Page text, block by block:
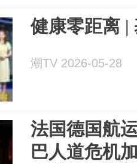
健康零距离 |
潮TV 2026-05-28
法国德国航
巴人道危机